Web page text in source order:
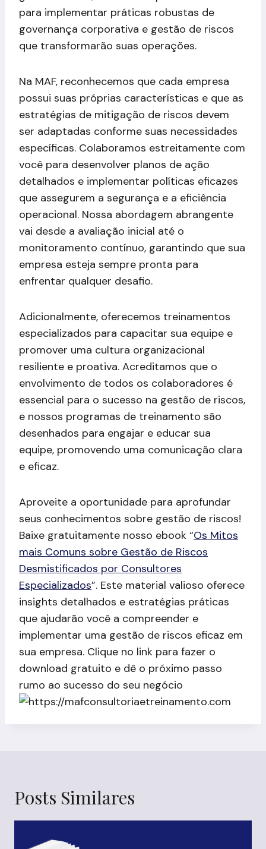
para implementar práticas robustas de
governança corporativa e gestão de riscos
que transformarão suas operações.
Na MAF, reconhecemos que cada empresa
possui suas próprias características e que as
estratégias de mitigação de riscos devem
ser adaptadas conforme suas necessidades
específicas. Colaboramos estreitamente com
você para desenvolver planos de ação
detalhados e implementar políticas eficazes
que assegurem a segurança e a eficiência
operacional. Nossa abordagem abrangente
vai desde a avaliação inicial até o
monitoramento contínuo, garantindo que sua
empresa esteja sempre pronta para
enfrentar qualquer desafio.
Adicionalmente, oferecemos treinamentos
especializados para capacitar sua equipe e
promover uma cultura organizacional
resiliente e proativa. Acreditamos que o
envolvimento de todos os colaboradores é
essencial para o sucesso na gestão de riscos,
e nossos programas de treinamento são
desenhados para engajar e educar sua
equipe, promovendo uma comunicação clara
e eficaz.
Aproveite a oportunidade para aprofundar
seus conhecimentos sobre gestão de riscos!
Baixe gratuitamente nosso ebook “Os Mitos
mais Comuns sobre Gestão de Riscos
Desmistificados por Consultores
Especializados”. Este material valioso oferece
insights detalhados e estratégias práticas
que ajudarão você a compreender e
implementar uma gestão de riscos eficaz em
sua empresa. Clique no link para fazer o
download gratuito e dê o próximo passo
rumo ao sucesso do seu negócio
Posts Similares